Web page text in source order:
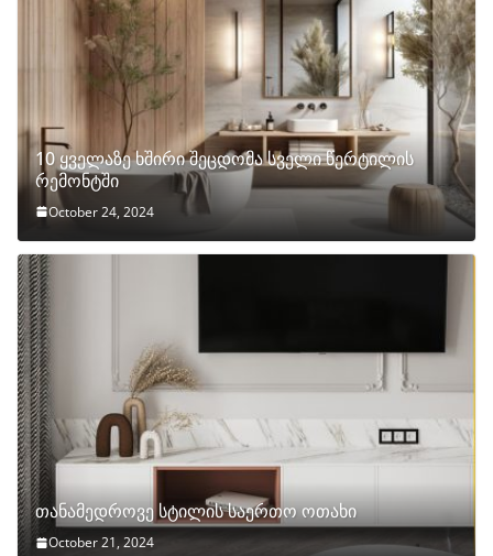
10 ყველაზე ხშირი შეცდომა სველი წერტილის
რემონტში
October 24, 2024
თანამედროვე სტილის საერთო ოთახი
October 21, 2024